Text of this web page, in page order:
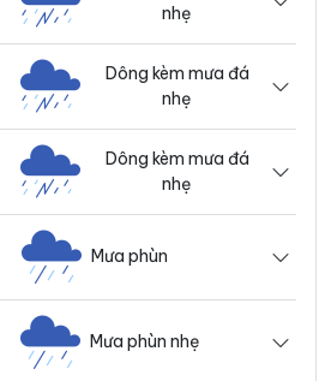
nhẹ
Dông kèm mưa đá
nhẹ
Dông kèm mưa đá
nhẹ
Mưa phùn
Mưa phùn nhẹ